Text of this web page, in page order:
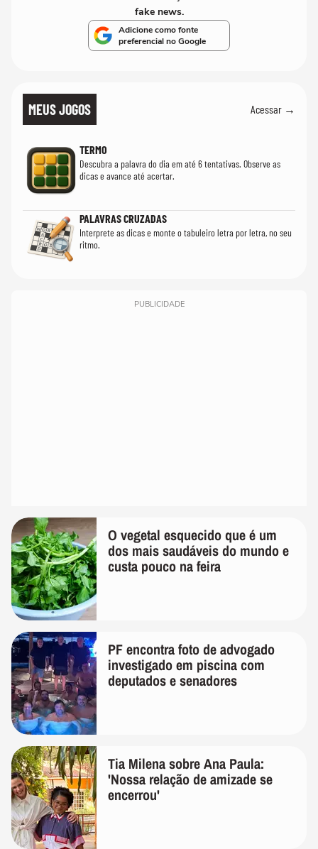
fake news.
Adicione como fonte
preferencial no Google
MEUS JOGOS Acessar →
TERMO
Descubra a palavra do dia em até 6 tentativas. Observe as
dicas e avance até acertar.
PALAVRAS CRUZADAS
Interprete as dicas e monte o tabuleiro letra por letra, no seu
ritmo.
PUBLICIDADE
O vegetal esquecido que é um
dos mais saudáveis do mundo e
custa pouco na feira
PF encontra foto de advogado
investigado em piscina com
deputados e senadores
Tia Milena sobre Ana Paula:
'Nossa relação de amizade se
encerrou'